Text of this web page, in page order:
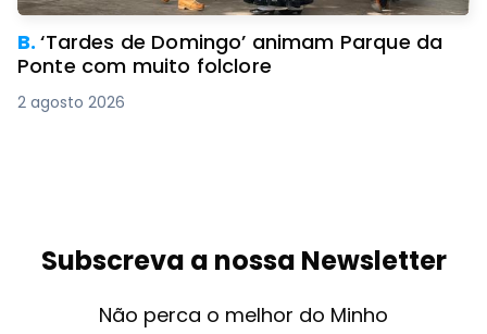
B.‘Tardes de Domingo’ animam Parque da
Ponte com muito folclore
2 agosto 2026
Subscreva a nossa Newsletter
Não perca o melhor do Minho